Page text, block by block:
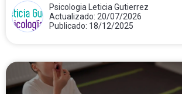
Psicologia Leticia Gutierrez
Actualizado: 20/07/2026
Publicado: 18/12/2025